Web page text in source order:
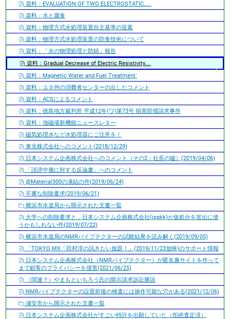
資料：EVALUATION OF TWO ELECTROSTATIC.....
資料：水と腐食
資料：物理方式水処理装置自主基準の提案
資料：物理方式水処理装置の防食技術について
資料：「水の物理処理と防錆」報告
資料：Gradual Decrease of Electric Resistivity....
資料：Magnetic Water and Fuel Treatment:
資料：ユタ州の消費者センターの出したコメント
資料：ACSによるコメント
資料：徳島地方裁判所 平成12年(ワ)第73号 損害賠償請求事件
資料：強磁場新機能ニュースレター
磁気処理水など水処理器にご注意を！
東光株式会社へのコメント(2018/12/29)
日本システム企画株式会社へのコメント（その2：社長の嘘）(2019/04/06)
「誹謗中傷に対する反論書」へのコメント
@Material300の凍結の件(2019/06/24)
不審な削除要求(2019/06/21)
横浜市水道局から開示された文書一覧
大学への削除要求と，日本システム企画株式会社(jspkk)が仮処分を宣伝に使
うかもしれない件(2019/07/22)
横浜市水道局のNMRパイプテクターの試験結果を読み解く(2019/09/05)
「TOKYO MX「田村淳の訊きたい放題！」(2019/11/23放映)のサポート情報
日本システム企画株式会社（NMRパイプテクター）が匿名裏サイトを作って
まで顧客のプライバシーを侵害(2021/06/25)
（関連？）やまもといちろう氏の開示請求訴訟勝訴
NMRパイプテクターの設置前後の検査には操作可能な穴がある(2021/12/06)
浦安市から開示された文書一覧
日本システム企画株式会社がすごい特許を出願していた（拒絶査定済）